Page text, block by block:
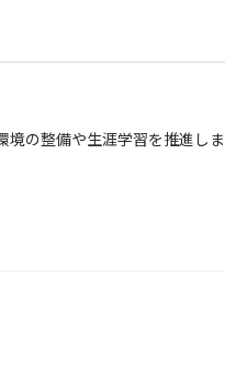
境の整備や生涯学習を推進し